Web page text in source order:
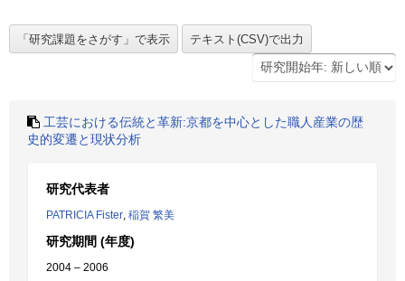
工芸における伝統と革新:京都を中心とした職人産業の歴
史的変遷と現状分析
研究代表者
PATRICIA Fister, 稲賀 繁美
研究期間 (年度)
2004 – 2006